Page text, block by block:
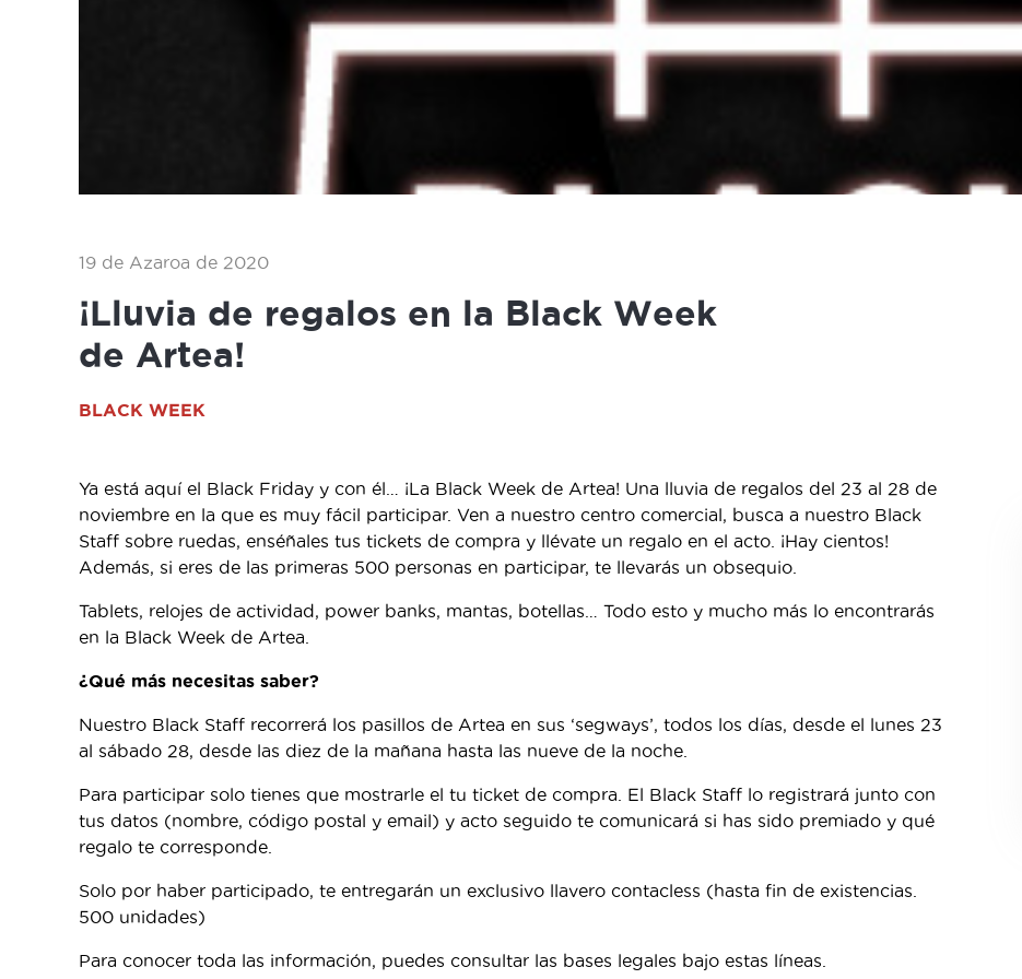
19 de Azaroa de 2020
¡Lluvia de regalos en la Black Week
de Artea!
BLACK WEEK
Ya está aquí el Black Friday y con él… ¡La Black Week de Artea! Una lluvia de regalos del 23 al 28 de
noviembre en la que es muy fácil participar. Ven a nuestro centro comercial, busca a nuestro Black
Staff sobre ruedas, enséñales tus tickets de compra y llévate un regalo en el acto. ¡Hay cientos!
Además, si eres de las primeras 500 personas en participar, te llevarás un obsequio.
Tablets, relojes de actividad, power banks, mantas, botellas… Todo esto y mucho más lo encontrarás
en la Black Week de Artea.
¿Qué más necesitas saber?
Nuestro Black Staff recorrerá los pasillos de Artea en sus ‘segways’, todos los días, desde el lunes 23
al sábado 28, desde las diez de la mañana hasta las nueve de la noche.
Para participar solo tienes que mostrarle el tu ticket de compra. El Black Staff lo registrará junto con
tus datos (nombre, código postal y email) y acto seguido te comunicará si has sido premiado y qué
regalo te corresponde.
Solo por haber participado, te entregarán un exclusivo llavero contacless (hasta fin de existencias.
500 unidades)
Para conocer toda las información, puedes consultar las bases legales bajo estas líneas.